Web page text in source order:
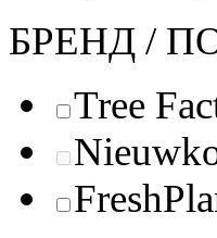
БРЕНД /
Tree